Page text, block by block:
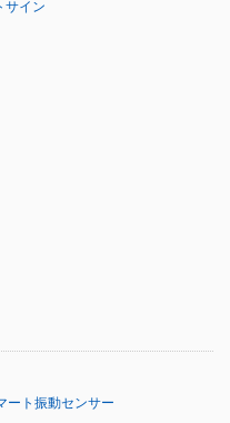
サイン
ート振動センサー